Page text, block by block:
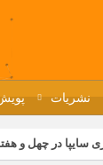
نشریات
سایپا در چهل و